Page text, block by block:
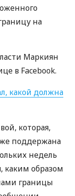
на
Маркиян
в Facebook.
какой должна
которая,
поддержана
недель
каким образом
границы